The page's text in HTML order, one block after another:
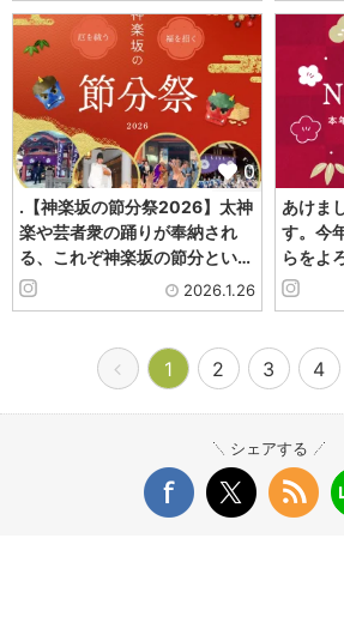
0
.【神楽坂の節分祭2026】太神
楽や芸者衆の踊りが奉納され
る、これぞ神楽坂の節分とい…
2026.1.26
あけま
す。今
らをよ
1 2 3 4
シェアする